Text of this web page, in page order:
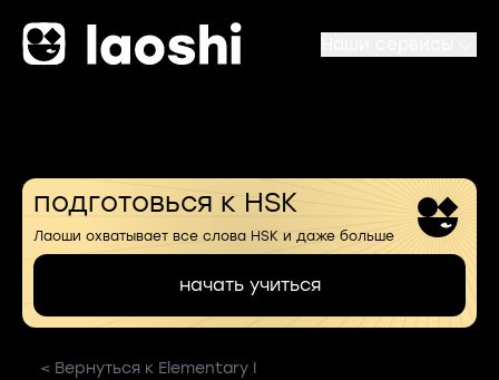
подготовься к HSK
Лаоши охватывает все слова HSK и даже больше
начать учиться
< Вернуться к Elementary I